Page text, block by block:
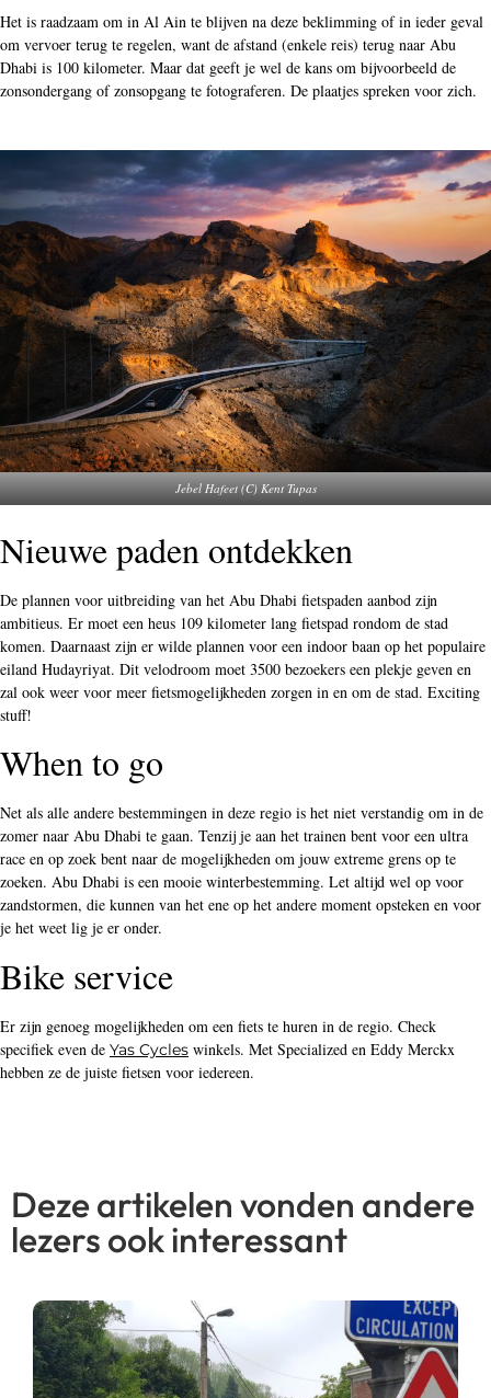
Het is raadzaam om in Al Ain te blijven na deze beklimming of in ieder geval
om vervoer terug te regelen, want de afstand (enkele reis) terug naar Abu
Dhabi is 100 kilometer. Maar dat geeft je wel de kans om bijvoorbeeld de
zonsondergang of zonsopgang te fotograferen. De plaatjes spreken voor zich.
Jebel Hafeet (C) Kent Tupas
Nieuwe paden ontdekken
De plannen voor uitbreiding van het Abu Dhabi fietspaden aanbod zijn
ambitieus. Er moet een heus 109 kilometer lang fietspad rondom de stad
komen. Daarnaast zijn er wilde plannen voor een indoor baan op het populaire
eiland Hudayriyat. Dit velodroom moet 3500 bezoekers een plekje geven en
zal ook weer voor meer fietsmogelijkheden zorgen in en om de stad. Exciting
stuff!
When to go
Net als alle andere bestemmingen in deze regio is het niet verstandig om in de
zomer naar Abu Dhabi te gaan. Tenzij je aan het trainen bent voor een ultra
race en op zoek bent naar de mogelijkheden om jouw extreme grens op te
zoeken. Abu Dhabi is een mooie winterbestemming. Let altijd wel op voor
zandstormen, die kunnen van het ene op het andere moment opsteken en voor
je het weet lig je er onder.
Bike service
Er zijn genoeg mogelijkheden om een fiets te huren in de regio. Check
specifiek even de Yas Cycles winkels. Met Specialized en Eddy Merckx
hebben ze de juiste fietsen voor iedereen.
Deze artikelen vonden andere
lezers ook interessant